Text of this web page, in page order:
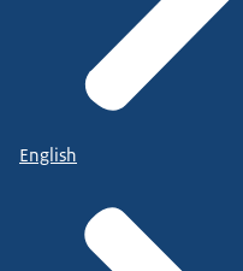
English